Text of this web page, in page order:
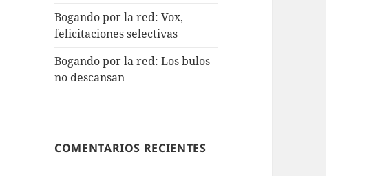
Bogando por la red: Vox,
felicitaciones selectivas
Bogando por la red: Los bulos
no descansan
COMENTARIOS RECIENTES